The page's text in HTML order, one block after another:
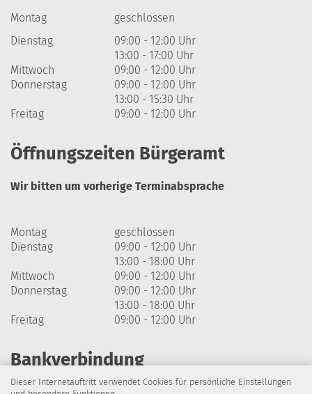
Dieser Internetauftritt verwendet Cookies für persönliche Einstellungen
Montag
geschlossen
Dienstag
09:00 - 12:00 Uhr
13:00 - 17:00 Uhr
Mittwoch
09:00 - 12:00 Uhr
Donnerstag
09:00 - 12:00 Uhr
13:00 - 15:30 Uhr
Freitag
09:00 - 12:00 Uhr
Öffnungszeiten Bürgeramt
Wir bitten um vorherige Terminabsprache
Montag
geschlossen
Dienstag
09:00 - 12:00 Uhr
13:00 - 18:00 Uhr
Mittwoch
09:00 - 12:00 Uhr
Donnerstag
09:00 - 12:00 Uhr
13:00 - 18:00 Uhr
Freitag
09:00 - 12:00 Uhr
Bankverbindung